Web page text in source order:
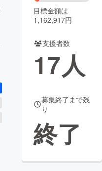
ya コミュニティ
目標金額は
1,162,917円
支援者数
17人
募集終了まで残
り
終了